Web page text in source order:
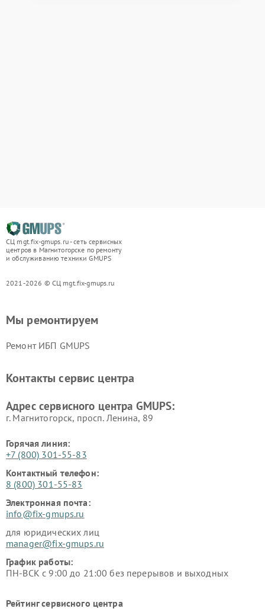
СЦ mgt.fix-gmups.ru - сеть сервисных
центров в Магнитогорске по ремонту
и обслуживанию техники GMUPS
2021-2026 © СЦ mgt.fix-gmups.ru
Мы ремонтируем
Ремонт ИБП GMUPS
Контакты сервис центра
Адрес сервисного центра GMUPS:
г. Магнитогорск, просп. Ленина, 89
Горячая линия:
+7 (800) 301-55-83
Контактный телефон:
8 (800) 301-55-83
Электронная почта:
info@fix-gmups.ru
для юридических лиц
manager@fix-gmups.ru
График работы:
ПН-ВСК с 9:00 до 21:00 без перерывов и выходных
Рейтинг сервисного центра